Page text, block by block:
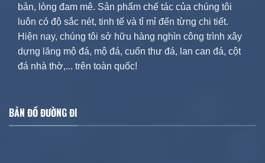
bản, lòng đam mê. Sản phẩm chế tác của chúng tôi
luôn có độ sắc nét, tinh tế và tỉ mỉ đến từng chi tiết.
Hiện nay, chúng tôi sở hữu hàng nghìn công trình xây
dựng lăng mộ đá, mộ đá, cuốn thư đá, lan can đá, cột
đá nhà thờ,... trên toàn quốc!
BẢN ĐỒ ĐƯỜNG ĐI